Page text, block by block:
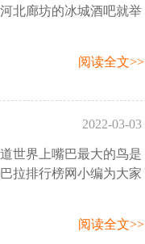
北廊坊的冰城酒吧就举
阅读全文>>
2022-03-03
11:07:49
世界上嘴巴最大的鸟是
拉排行榜网小编为大家
阅读全文>>